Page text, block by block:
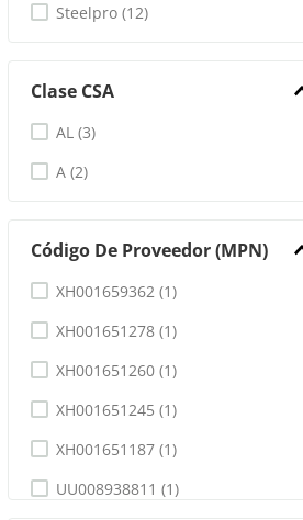
Clase CSA
AL (3)
A (2)
Código De Proveedor (MPN)
XH001659362 (1)
XH001651278 (1)
XH001651260 (1)
XH001651245 (1)
XH001651187 (1)
UU008938811 (1)
Steelpro (12)